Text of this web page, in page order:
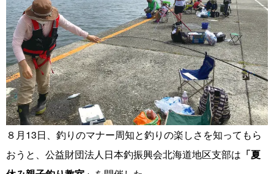
８月13日、釣りのマナー周知と釣りの楽しさを知ってもら
おうと、公益財団法人日本釣振興会北海道地区支部は 「夏